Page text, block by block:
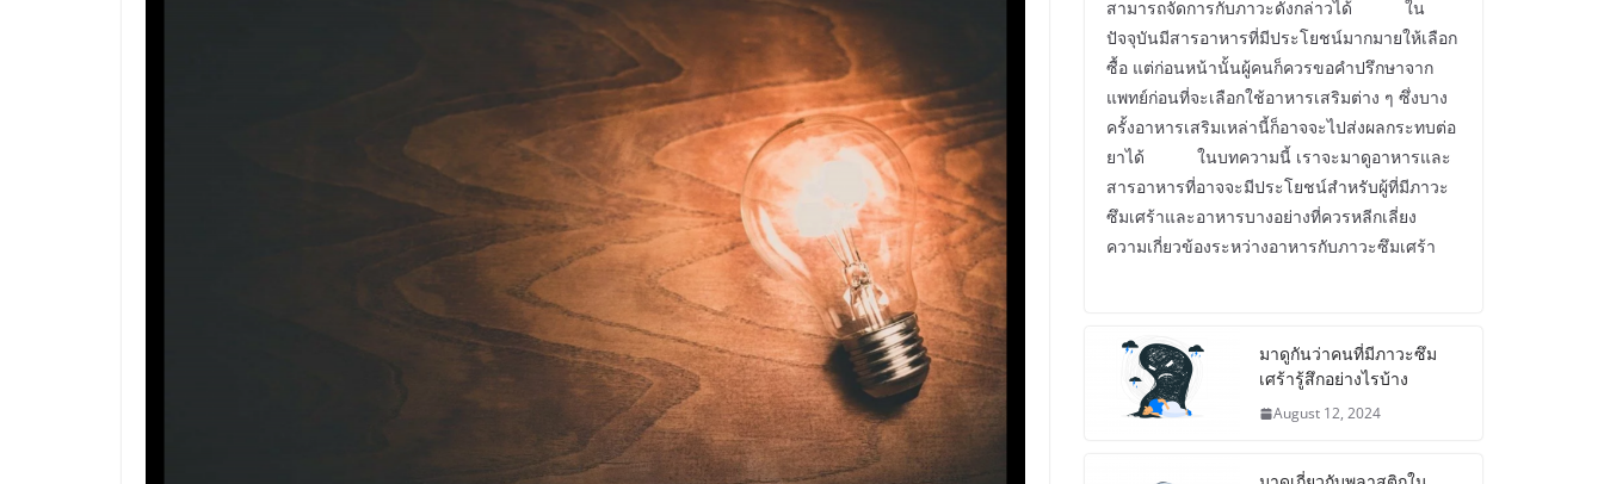
สามารถจัดการกับภาวะดังกล่าวได้ ใน
ปัจจุบันมีสารอาหารที่มีประโยชน์มากมายให้เลือก
ซื้อ แต่ก่อนหน้านั้นผู้คนก็ควรขอคำปรึกษาจาก
แพทย์ก่อนที่จะเลือกใช้อาหารเสริมต่าง ๆ ซึ่งบาง
ครั้งอาหารเสริมเหล่านี้ก็อาจจะไปส่งผลกระทบต่อ
ยาได้ ในบทความนี้ เราจะมาดูอาหารและ
สารอาหารที่อาจจะมีประโยชน์สำหรับผู้ที่มีภาวะ
ซึมเศร้าและอาหารบางอย่างที่ควรหลีกเลี่ยง
ความเกี่ยวข้องระหว่างอาหารกับภาวะซึมเศร้า
มาดูกันว่าคนที่มีภาวะซึม
เศร้ารู้สึกอย่างไรบ้าง
August 12, 2024